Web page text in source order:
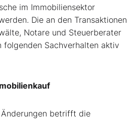
im Immobiliensektor
Die an den Transaktionen
Notare und Steuerberater
folgenden Sachverhalten aktiv
betrifft die